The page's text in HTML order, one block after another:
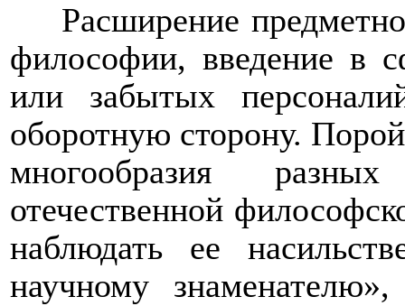
Расширение
философии, введение в
или забытых
оборотную сторону.
многообразия
отечественной
наблюдать ее
научному